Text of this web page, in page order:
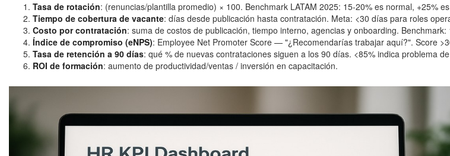
Tasa de rotación: (renuncias/plantilla promedio) × 100. Benchmark LATAM 2025: 15-20% es normal, +25%
Tiempo de cobertura de vacante: días desde publicación hasta contratación. Meta: <30 días para roles
Costo por contratación: suma de costos de publicación, tiempo interno, agencias y onboarding.
Índice de compromiso (eNPS): Employee Net Promoter Score — "¿Recomendarías trabajar aquí?". Score
Tasa de retención a 90 días: qué % de nuevas contrataciones siguen a los 90 días. <85% indica problema
ROI de formación: aumento de productividad/ventas / inversión en capacitación.